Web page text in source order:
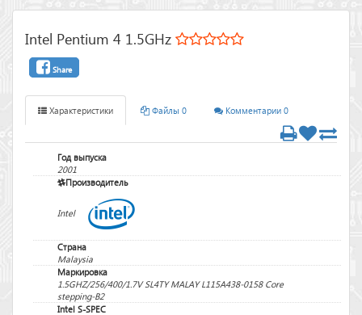
Intel Pentium 4 1.5GHz
Share
Характеристики Файлы 0 Комментарии 0
Год выпуска
2001
Производитель
Intel
Страна
Malaysia
Маркировка
1.5GHZ/256/400/1.7V SL4TY MALAY L115A438-0158 Core
stepping-B2
Intel S-SPEC